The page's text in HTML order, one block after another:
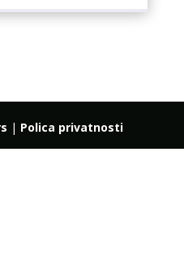
| Polica privatnosti